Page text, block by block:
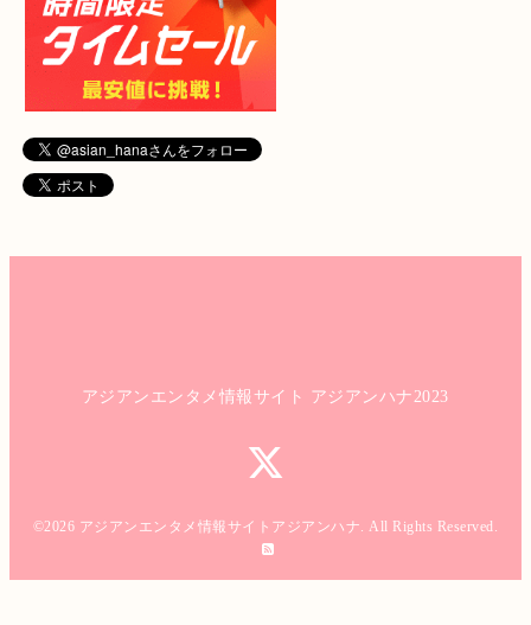
アジアンエンタメ情報サイト アジアンハナ2023
©2026 アジアンエンタメ情報サイトアジアンハナ. All Rights Reserved.